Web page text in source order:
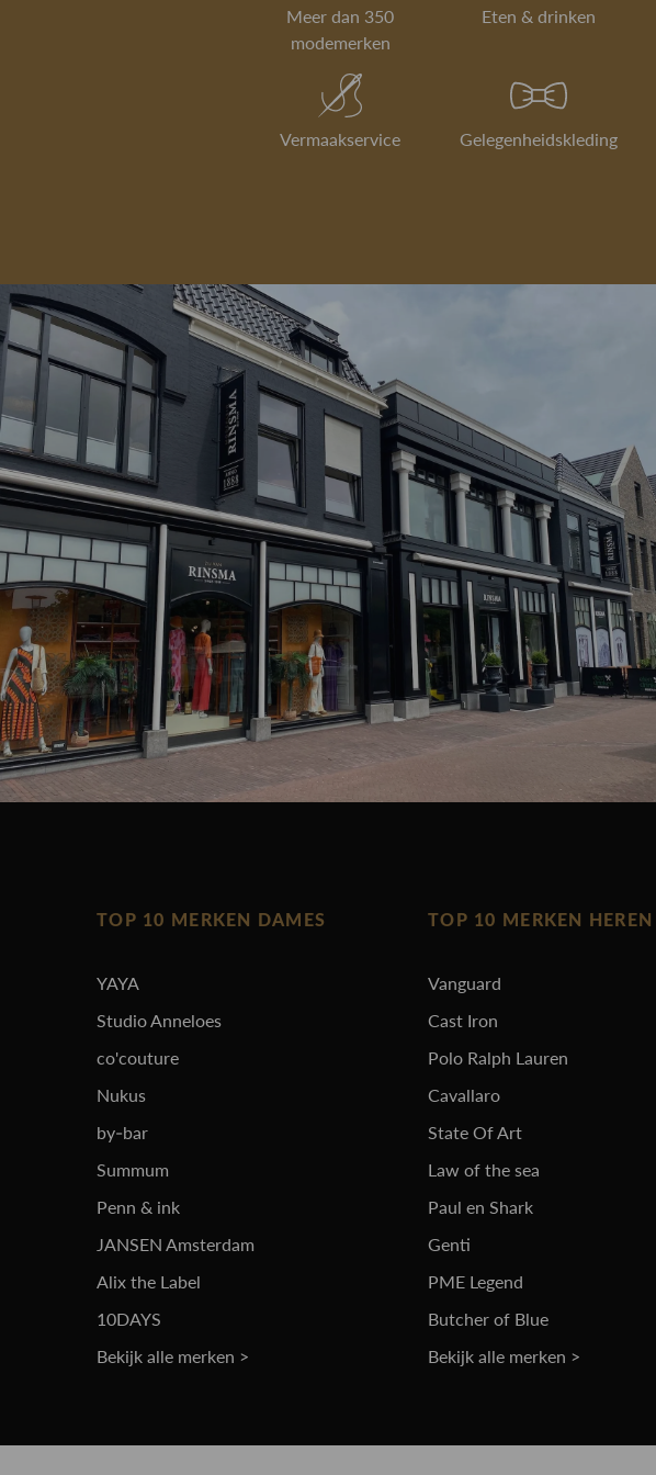
Meer dan 350
modemerken
Eten & drinken
Vermaakservice Gelegenheidskleding
TOP 10 MERKEN DAMES
YAYA
Studio Anneloes
co'couture
Nukus
by-bar
Summum
Penn & ink
JANSEN Amsterdam
Alix the Label
10DAYS
Bekijk alle merken >
TOP 10 MERKEN HEREN
Vanguard
Cast Iron
Polo Ralph Lauren
Cavallaro
State Of Art
Law of the sea
Paul en Shark
Genti
PME Legend
Butcher of Blue
Bekijk alle merken >